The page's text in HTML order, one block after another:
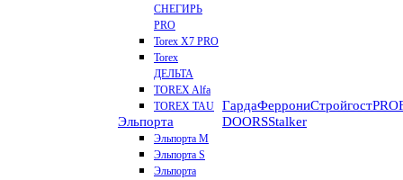
СНЕГИРЬ
PRO
Torex X7 PRO
Torex
ДЕЛЬТА
TOREX Alfa
TOREX TAU
Эльпорта
Эльпорта M
Эльпорта S
Эльпорта
ГардаФеррониСтройгост
DOORSStalker